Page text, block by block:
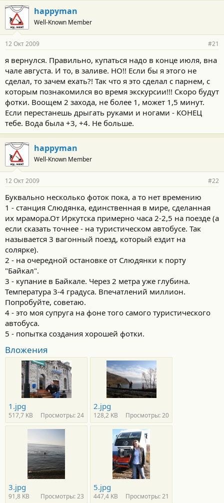
happyman
Well-Known Member
12 Окт 2009 #21
я вернулся. Правильно, купаться надо в конце июля, вна
чале августа. И то, в заливе. НО!! Если бы я этого не
сделал, то зачем ехать?! Так что я это сделал с парнем, с
которым познакомился во время экскурсии!!! Скоро будут
фотки. Воощем 2 захода, не более 1, может 1,5 минут.
Если перестанешь дрыгать руками и ногами - КОНЕЦ
тебе. Вода была +3, +4. Не больше.
happyman
Well-Known Member
12 Окт 2009 #22
Буквально несколько фоток пока, а то нет времению
1 - станция Слюдянка, единственная в мире, сделанная
их мрамора.От Иркутска примерно часа 2-2,5 на поезде (а
если сказать точнее - на туристическом автобусе. Так
называется 3 вагонный поезд, который ездит на
солярке).
2 - на очередной остановке от Слюдянки к порту
"Байкал".
3 - купание в Байкале. Через 2 метра уже глубина.
Температура 3-4 градуса. Впечатлений миллион.
Попробуйте, советаю.
4 - это моя супруга на фоне того самого туристического
автобуса.
5 - попытка создания хорошей фотки.
Вложения
1.jpg
517,7 KB Просмотры: 24
2.jpg
128,2 KB Просмотры: 20
3.jpg
91,8 KB Просмотры: 23
5.jpg
447,4 KB Просмотры: 21